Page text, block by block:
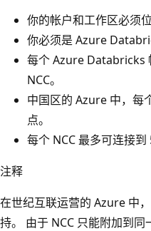
你的帐户和工作区必须
你必须是 Azure
每个 Azure Databricks
NCC。
中国区的 Azure 中，每
点。
每个 NCC 最多可连接到
注释
在世纪互联运营的 Azure 中
持。 由于 NCC 只能附加到